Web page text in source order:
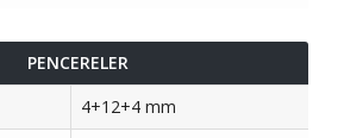
PENCERELER
4+12+4 mm